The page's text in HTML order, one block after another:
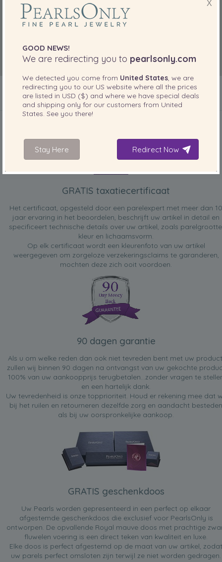
INBEGREPEN BIJ UW PRODUCT
GRATIS taxatiecertificaat
Het certificaat, opgesteld door een parelexpert met meer dan 10
jaar ervaring in het beoordelen, beschrijft uw artikel in detail en
specificeert technische details over uw artikel, zoals
kleur en lichaamsvorm.
Op elk certificaat wordt een kleurenfoto van uw artikel
weergegeven om zorgeloze verzekeringsclaims te garanderen,
mochten deze zich ooit voordoen.
90 dagen garantie
Als u om welke reden dan ook niet tevreden bent met uw
zullen wij binnen 90 dagen na ontvangst van uw gekochte
100% van uw aankoopprijs terugbetalen...zonder vragen te
en een hartelijk dank.
Uw tevredenheid is onze topprioriteit. Houd er rekening mee dat
bij het ruilen en retourneren dezelfde zorg en aandacht besteden
als bij uw oorspronkelijke aankoop.
GRATIS geschenkdoos
Uw Pearls worden gepresenteerd in een perfect op elkaar
afgestemde geschenkdoos die exclusief voor PearlsOnly is
ontworpen. De opvallende Royal mauve doos met prachtige
fluwelen voering is een direct teken van kwaliteit en luxe.
Elke doos is perfect afgestemd op de maat van uw artikel, zodat
uw parels perfect omsloten zijn terwijl ze niet worden gedragen.
X
GOOD NEWS!
We are redirecting you to pearlsonly.com
We detected you come from United States, we are
redirecting you to our US website where all the prices
are listed in USD ($) and where we have special deals
and shipping only for our customers from United
States. See you there!
Stay Here Redirect Now